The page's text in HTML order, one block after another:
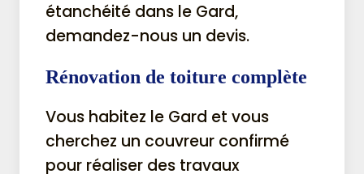
étanchéité dans le Gard,
demandez-nous un devis.
Rénovation de toiture complète
Vous habitez le Gard et vous
cherchez un couvreur confirmé
pour réaliser des travaux